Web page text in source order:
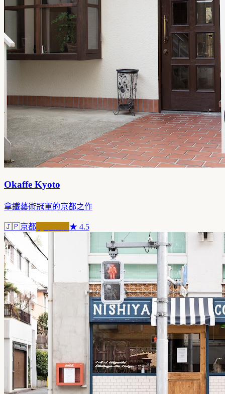
Okaffe Kyoto
拿鐵藝術冠軍的京都之作
🇯🇵京都 ★ 4.5